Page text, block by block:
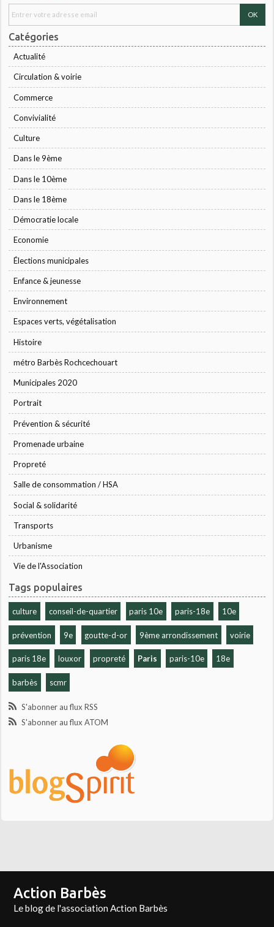
Catégories
Actualité
Circulation & voirie
Commerce
Convivialité
Culture
Dans le 9ème
Dans le 10ème
Dans le 18ème
Démocratie locale
Economie
Élections municipales
Enfance & jeunesse
Environnement
Espaces verts, végétalisation
Histoire
métro Barbès Rochcechouart
Municipales 2020
Portrait
Prévention & sécurité
Promenade urbaine
Propreté
Salle de consommation / HSA
Social & solidarité
Transports
Urbanisme
Vie de l'Association
Tags populaires
culture conseil-de-quartier paris 10e paris-18e 10e
prévention 9e goutte-d-or 9ème arrondissement voirie
paris 18e louxor propreté Paris paris-10e 18e
barbès scmr
S'abonner au flux RSS
S'abonner au flux ATOM
Action Barbès
Le blog de l'association Action Barbès